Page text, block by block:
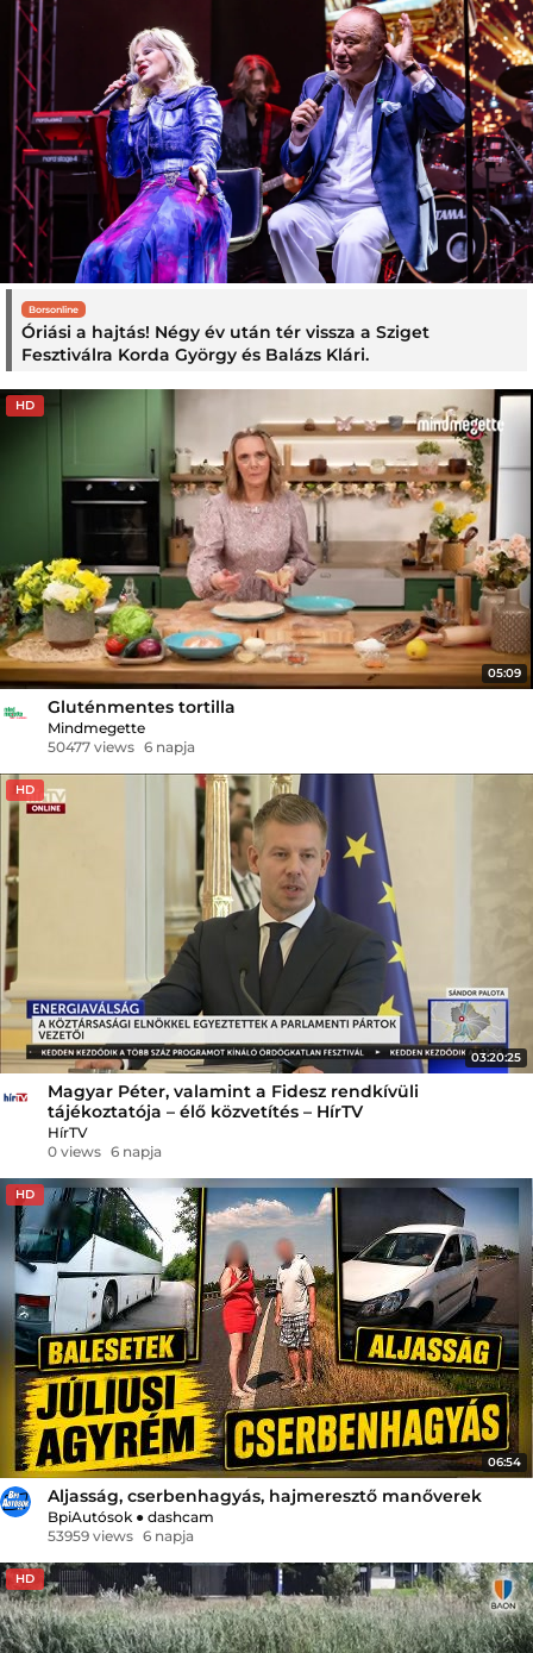
Borsonline
Óriási a hajtás! Négy év után tér vissza a Sziget
Fesztiválra Korda György és Balázs Klári.
HD
05:09
Gluténmentes tortilla
Mindmegette
50477 views 6 napja
HD
03:20:25
Magyar Péter, valamint a Fidesz rendkívüli
tájékoztatója – élő közvetítés – HírTV
HírTV
0 views 6 napja
HD
06:54
Aljasság, cserbenhagyás, hajmeresztő manőverek
BpiAutósok ● dashcam
53959 views 6 napja
HD